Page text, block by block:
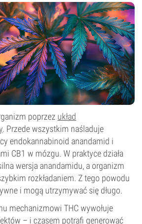
poprzez układ
. Przede wszystkim naśladuje
endokannabinoid anandamid i
CB1 w mózgu. W praktyce działa
wersja anandamidu, a organizm
rozkładaniem. Z tego powodu
i mogą utrzymywać się długo.
mechanizmowi THC wywołuje
– i czasem potrafi generować